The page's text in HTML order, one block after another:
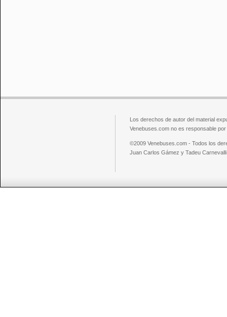
Los derechos de autor del material
Venebuses.com no es responsable
©2009 Venebuses.com - Todos los
Juan Carlos Gámez y Tadeu Carnevalli